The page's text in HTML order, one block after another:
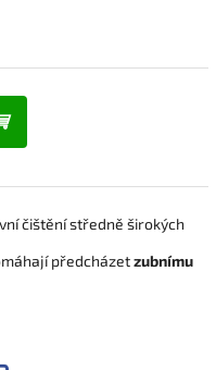
čištění středně širokých
předcházetzubnímu